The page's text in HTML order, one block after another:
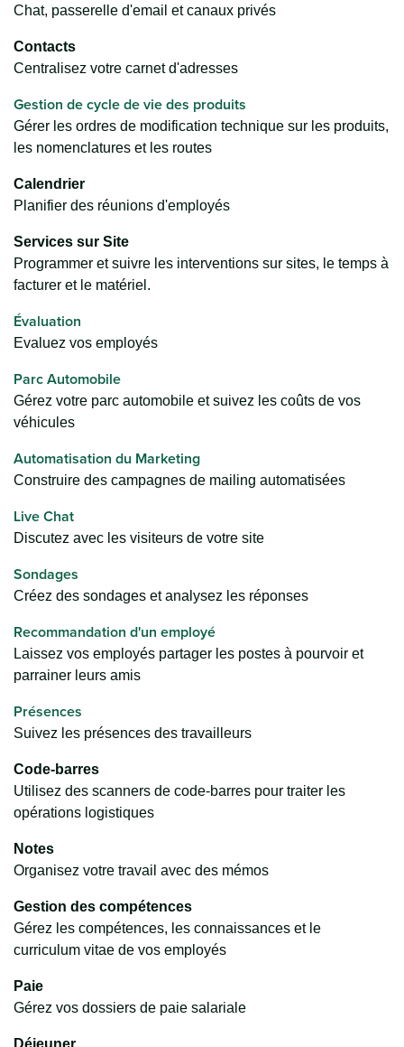
Chat, passerelle d'email et canaux privés
Contacts
Centralisez votre carnet d'adresses
Gestion de cycle de vie des produits
Gérer les ordres de modification technique sur les produits,
les nomenclatures et les routes
Calendrier
Planifier des réunions d'employés
Services sur Site
Programmer et suivre les interventions sur sites, le temps à
facturer et le matériel.
Évaluation
Evaluez vos employés
Parc Automobile
Gérez votre parc automobile et suivez les coûts de vos
véhicules
Automatisation du Marketing
Construire des campagnes de mailing automatisées
Live Chat
Discutez avec les visiteurs de votre site
Sondages
Créez des sondages et analysez les réponses
Recommandation d'un employé
Laissez vos employés partager les postes à pourvoir et
parrainer leurs amis
Présences
Suivez les présences des travailleurs
Code-barres
Utilisez des scanners de code-barres pour traiter les
opérations logistiques
Notes
Organisez votre travail avec des mémos
Gestion des compétences
Gérez les compétences, les connaissances et le
curriculum vitae de vos employés
Paie
Gérez vos dossiers de paie salariale
Déjeuner